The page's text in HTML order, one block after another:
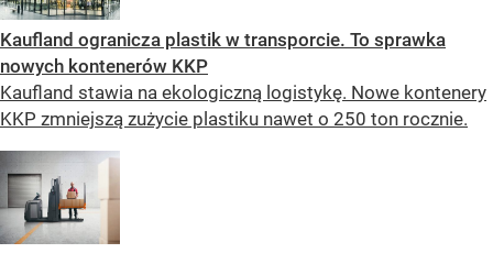
Kaufland ogranicza plastik w transporcie. To sprawka
nowych kontenerów KKP
Kaufland stawia na ekologiczną logistykę. Nowe kontenery
KKP zmniejszą zużycie plastiku nawet o 250 ton rocznie.